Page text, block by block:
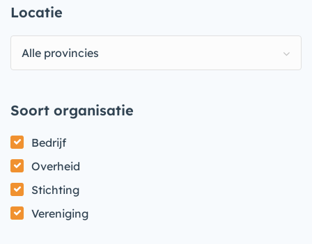
Locatie
Alle provincies
Soort organisatie
Bedrijf
Overheid
Stichting
Vereniging